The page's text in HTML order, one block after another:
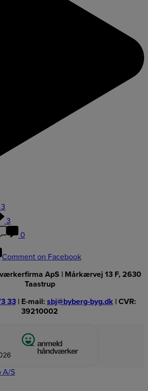
3
3
0
Comment on Facebook
ApS | Mårkærvej 13 F, 2630
Taastrup
33| E-mail: sbj@byberg-byg.dk| CVR:
39210002
A/S